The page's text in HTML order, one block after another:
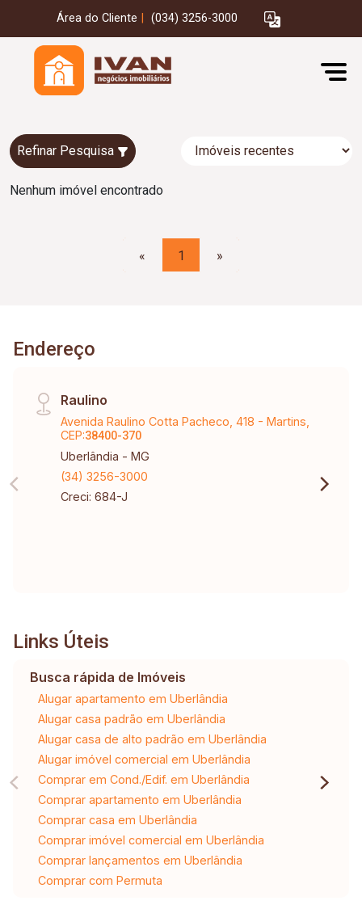
Área do Cliente (034) 3256-3000
Refinar Pesquisa
Nenhum imóvel encontrado
« 1 »
Endereço
Raulino
Avenida Raulino Cotta Pacheco, 418 - Martins,
CEP:38400-370
Uberlândia - MG
(34) 3256-3000
Creci: 684-J
Links Úteis
Busca rápida de Imóveis
Alugar apartamento em Uberlândia
Alugar casa padrão em Uberlândia
Alugar casa de alto padrão em Uberlândia
Alugar imóvel comercial em Uberlândia
Comprar em Cond./Edif. em Uberlândia
Comprar apartamento em Uberlândia
Comprar casa em Uberlândia
Comprar imóvel comercial em Uberlândia
Comprar lançamentos em Uberlândia
Comprar com Permuta